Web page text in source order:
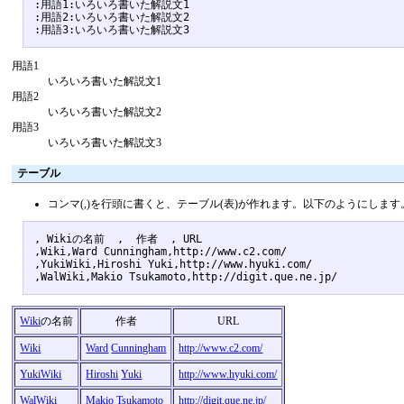
:用語1:いろいろ書いた解説文1
:用語2:いろいろ書いた解説文2
用語1
いろいろ書いた解説文1
用語2
いろいろ書いた解説文2
用語3
いろいろ書いた解説文3
テーブル
コンマ(,)を行頭に書くと、テーブル(表)が作れます。以下のようにします
, Wikiの名前  ,  作者  , URL
,Wiki,Ward Cunningham,http://www.c2.com/
,YukiWiki,Hiroshi Yuki,http://www.hyuki.com/
Wikiの名前 作者 URL
Wiki Ward Cunningham http://www.c2.com/
YukiWiki Hiroshi Yuki http://www.hyuki.com/
WalWiki Makio Tsukamoto http://digit.que.ne.jp/